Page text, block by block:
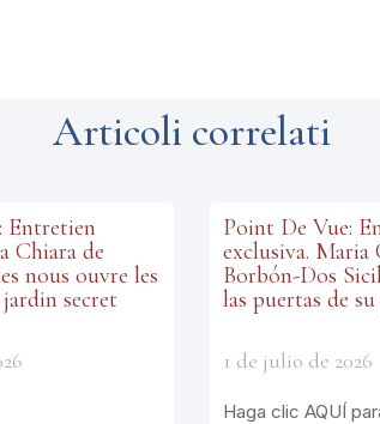
Articoli correlati
Entretien
Chiara de
nous ouvre les
secret
Point De Vue:
exclusiva. Maria
Borbón-Dos
las puertas de
1 de julio de 2026
Haga clic AQUÍ